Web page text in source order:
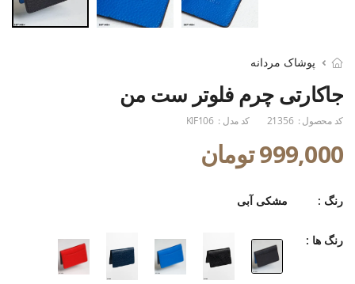
پوشاک مردانه
جاکارتی چرم فلوتر ست من
کد محصول : 21356 کد مدل : KIF106
999,000 تومان
رنگ : مشکی آبی
رنگ ها :